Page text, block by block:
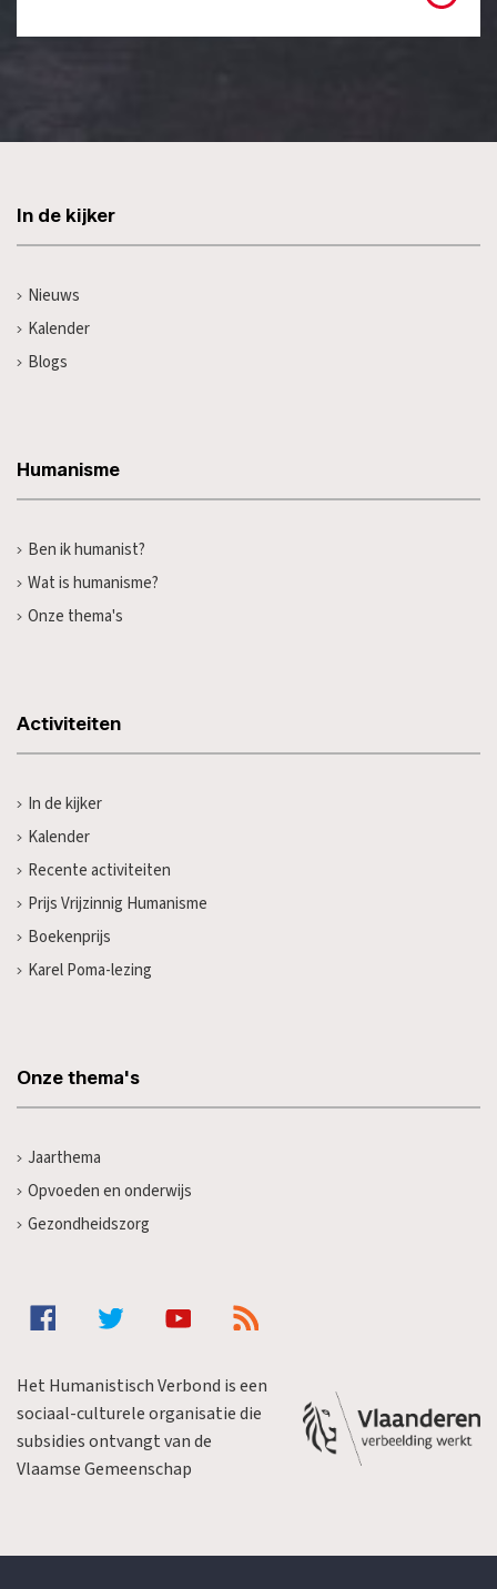
In de kijker
Nieuws
Kalender
Blogs
Humanisme
Ben ik humanist?
Wat is humanisme?
Onze thema's
Activiteiten
In de kijker
Kalender
Recente activiteiten
Prijs Vrijzinnig Humanisme
Boekenprijs
Karel Poma-lezing
Onze thema's
Jaarthema
Opvoeden en onderwijs
Gezondheidszorg
Het Humanistisch Verbond is een
sociaal-culturele organisatie die
subsidies ontvangt van de
Vlaamse Gemeenschap